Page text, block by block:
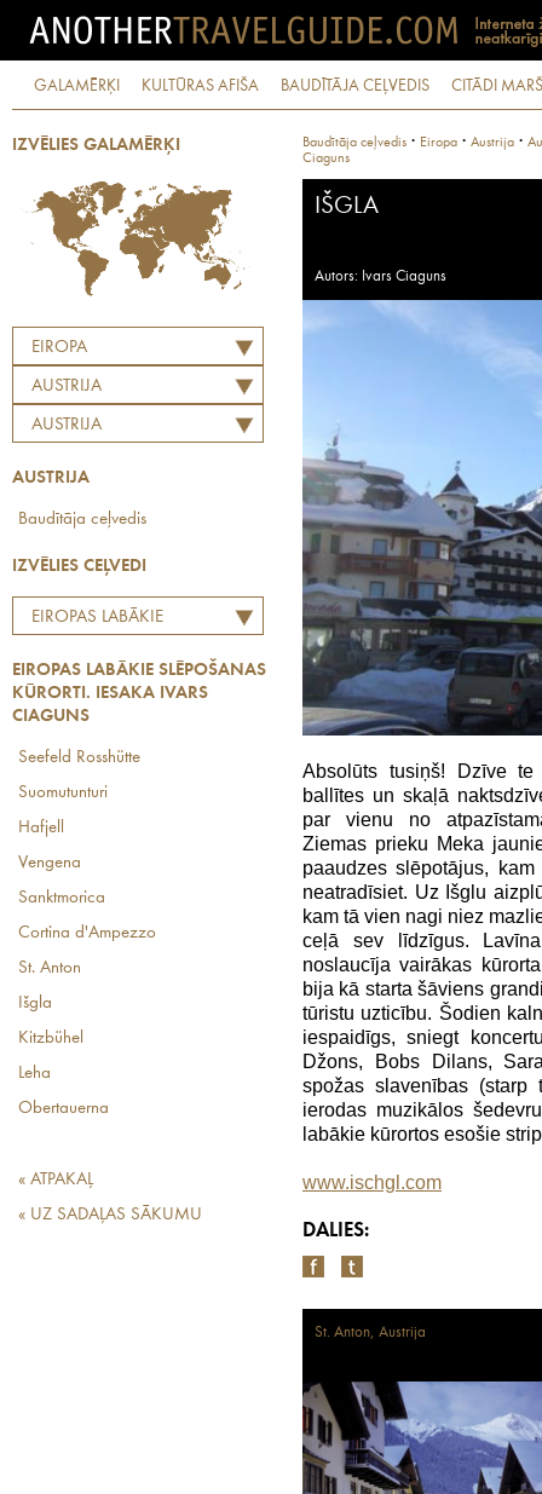
GALAMĒRĶI KULTŪRAS AFIŠA BAUDĪTĀJA CEĻVEDIS CITĀDI
IZVĒLIES GALAMĒRĶI
EIROPA
AUSTRIJA
AUSTRIJA
AUSTRIJA
Baudītāja ceļvedis
IZVĒLIES CEĻVEDI
EIROPAS LABĀKIE
IESAKA IVARS CIAGUNS
EIROPAS LABĀKIE SLĒPOŠANAS
KŪRORTI. IESAKA IVARS
CIAGUNS
Seefeld Rosshütte
Suomutunturi
Hafjell
Vengena
Sanktmorica
Cortina d'Ampezzo
St. Anton
Išgla
Kitzbühel
Leha
Obertauerna
« ATPAKAĻ
« UZ SADAĻAS SĀKUMU
Baudītāja ceļvedis · Eiropa · Austrija ·
Ciaguns
IŠGLA
Autors: Ivars Ciaguns
Absolūts tusiņš! Dzīve
ballītes un skaļā
par vienu no
Ziemas prieku Meka
paaudzes slēpotājus,
neatradīsiet. Uz Išglu
kam tā vien nagi niez
ceļā sev līdzīgus.
noslaucīja vairākas
bija kā starta šāviens
tūristu uzticību. Šodien
iespaidīgs, sniegt
Džons, Bobs Dilans,
spožas slavenības (starp
ierodas muzikālos
labākie kūrortos esošie
www.ischgl.com
DALIES:
St. Anton, Austrija